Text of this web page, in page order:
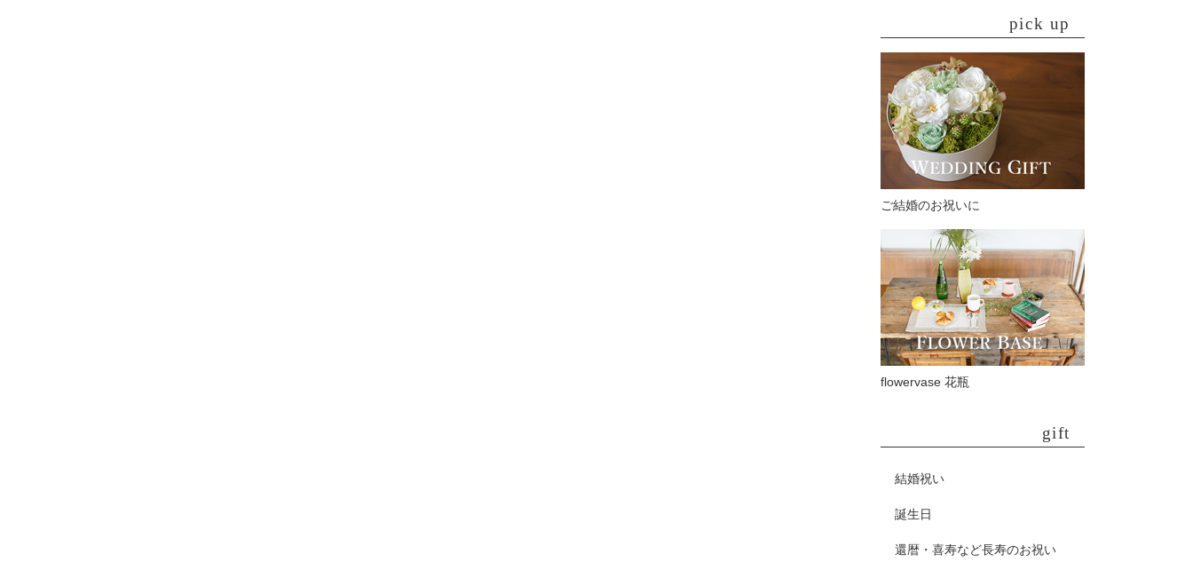
pick up
ご結婚のお祝いに
flowervase 花瓶
gift
結婚祝い
誕生日
還暦・喜寿など長寿のお祝い